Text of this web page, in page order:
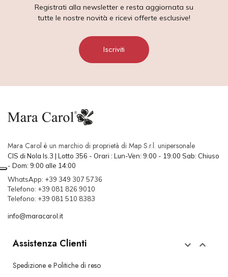
Registrati alla newsletter e resta aggiornata su
tutte le nostre novità e ricevi offerte esclusive!
Iscriviti
Mara Carol è un marchio di proprietà di Map S.r.l. unipersonale
CIS di Nola Is.3 | Lotto 356 - Orari : Lun-Ven: 9:00 - 19:00 Sab: Chiuso
- Dom: 9:00 alle 14:00
WhatsApp: +39 349 307 5736
Telefono: +39 081 826 9010
Telefono: +39 081 510 8383
info@maracarol.it
Assistenza Clienti  
Spedizione e Politiche di reso